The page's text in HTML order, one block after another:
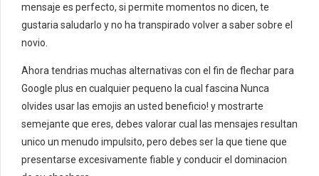
mensaje es perfecto, si permite momentos no dicen, te
gustaria saludarlo y no ha transpirado volver a saber sobre el
novio.
Ahora tendri­as muchas alternativas con el fin de flechar para
Google plus en cualquier pequeno la cual fascina Nunca
olvides usar las emojis an usted beneficio! y mostrarte
semejante que eres, debes valorar cual las mensajes resultan
unico un menudo impulsito, pero debes ser la que tiene que
presentarse excesivamente fiable y conducir el dominacion